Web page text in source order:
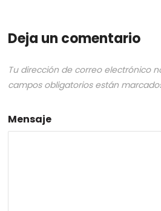
Deja un comentario
Tu dirección de correo electrónico
campos obligatorios están
Mensaje